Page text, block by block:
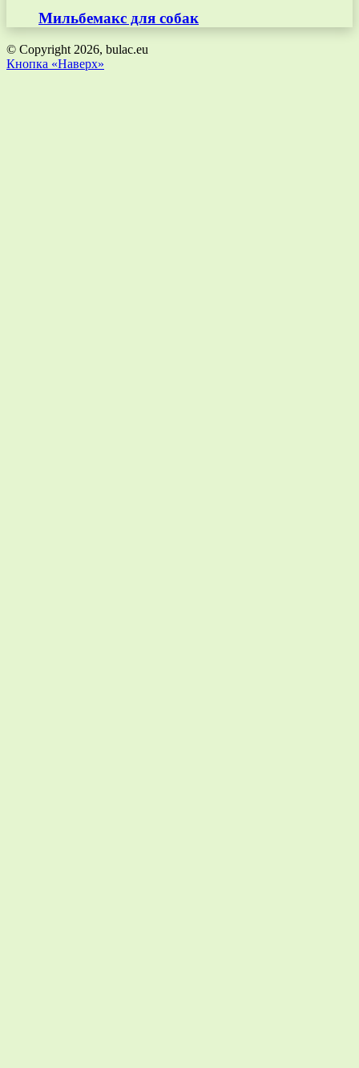
Мильбемакс для собак
© Copyright 2026, bulac.eu
Кнопка «Наверх»